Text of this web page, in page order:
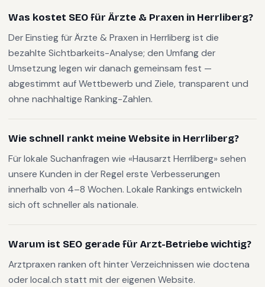
Was kostet SEO für Ärzte & Praxen in Herrliberg?
Der Einstieg für Ärzte & Praxen in Herrliberg ist die
bezahlte Sichtbarkeits-Analyse; den Umfang der
Umsetzung legen wir danach gemeinsam fest —
abgestimmt auf Wettbewerb und Ziele, transparent und
ohne nachhaltige Ranking-Zahlen.
Wie schnell rankt meine Website in Herrliberg?
Für lokale Suchanfragen wie «Hausarzt Herrliberg» sehen
unsere Kunden in der Regel erste Verbesserungen
innerhalb von 4–8 Wochen. Lokale Rankings entwickeln
sich oft schneller als nationale.
Warum ist SEO gerade für Arzt-Betriebe wichtig?
Arztpraxen ranken oft hinter Verzeichnissen wie doctena
oder local.ch statt mit der eigenen Website.